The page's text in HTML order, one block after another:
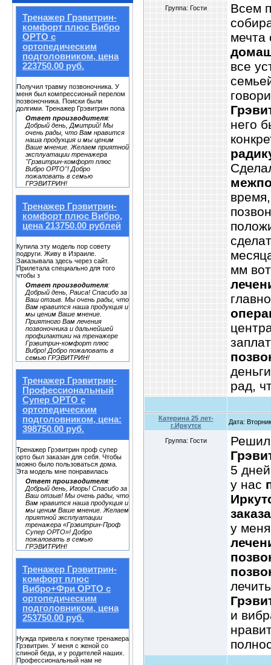
Тренажер Грэвитрин-
комфорт плюс Вибро
ОРТО с
ортопедическим
подголовником, цена
223750.00 руб.
Получил травму позвоночника. У
меня был компрессионый перелом
позвоночника. Поиски были
долгими. Тренажер Грэвитрин попа
Ответ производителя:
Добрый день, Дмитрий! Мы
очень рады, что Вам нравится
наша продукция и мы ценим
Ваше мнение. Желаем приятной
эксплуатации тренажера
"Грэвитрин-комфорт плюс
Вибро ОРТО"! Добро
пожаловать в семью
ГРЭВИТРИН!
Тренажер Грэвитрин-
комфорт плюс Вибро,
цена 213750.00 рублей
Купила эту модель пор совету
подруги. Живу в Израиле.
Заказывала здесь через сайт.
Прилетала специально для того
чтобы з
Ответ производителя:
Добрый день, Раиса! Спасибо за
Ваш отзыв. Мы очень рады, что
Вам нравится наша продукция и
мы ценим Ваше мнение.
Приятного Вам лечения
позвоночника и дальнейшей
профилактики на тренажере
Грэвитрин-комфорт плюс
Вибро! Добро пожаловать в
семью ГРЭВИТРИН!
Тренажер Грэвитрин-
Профессиональный
Супер ОРТО с
ортопедическим
подголовником, цена:
398750.00 руб.
Тренажер Грэвитрин проф супер
орто был заказан для себя. Чтобы
можно было пользоваться дома.
Эта модель мне понравилась
Ответ производителя:
Добрый день, Игорь! Спасибо за
Ваш отзыв! Мы очень рады, что
Вам нравится наша продукция и
мы ценим Ваше мнение. Желаем
приятной эксплуатации
тренажера «Грэвитрин-Проф
Супер ОРТО»! Добро
пожаловать в семью
ГРЭВИТРИН!
Тренажер Грэвитрин-
комфорт плюс
Вибро+Фри ОРТО с
ортопедическим
подголовником, цена
253750.00 руб.
Нужда привела к покупке тренажера
Грэвитрин. У меня с женой со
спиной беда, и у родителей наших.
Профессиональный нам не
Группа: Гости
Всем
мечта
все
него
мм
рад,
Катерина 25 лет-
г.Иркутск
Дата:
Группа: Гости
5
у нас
у
и